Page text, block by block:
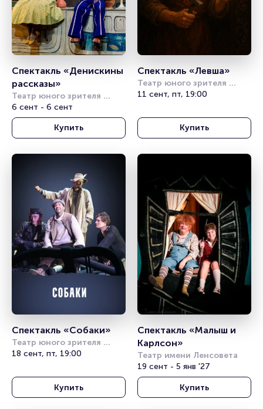
Спектакль «Денискины
рассказы»
Театр юного зрителя
имени А.А. Брянцева
6 сент - 6 сент
Купить
Спектакль «Левша»
Театр юного зрителя
имени А.А. Брянцева
11 сент, пт, 19:00
Купить
Спектакль «Собаки»
Театр юного зрителя
имени А.А. Брянцева
18 сент, пт, 19:00
Купить
Спектакль «Малыш и
Карлсон»
Театр имени Ленсовета
19 сент - 5 янв '27
Купить